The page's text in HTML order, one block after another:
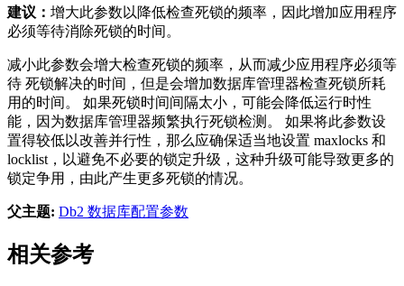
建议： 增大此参数以降低检查死锁的频率，因此增加应用程序
必须等待消除死锁的时间。
减小此参数会增大检查死锁的频率，从而减少应用程序必须等
待 死锁解决的时间，但是会增加数据库管理器检查死锁所耗
用的时间。 如果死锁时间间隔太小，可能会降低运行时性
能，因为数据库管理器频繁执行死锁检测。 如果将此参数设
置得较低以改善并行性，那么应确保适当地设置 maxlocks 和
locklist ，以避免不必要的锁定升级，这种升级可能导致更多的
锁定争用，由此产生更多死锁的情况。
父主题: Db2 数据库配置参数
相关参考